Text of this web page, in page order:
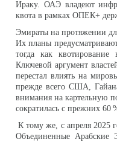
Ираку. ОАЭ владеют
квота в рамках ОПЕК+
Эмираты на протяжении
Их планы
тогда как квотирование
Ключевой аргумент
перестал влиять на
прежде всего США,
внимания на картельную
сократилась с прежних 60
К тому же, с апреля 2025
Объединенные Арабские